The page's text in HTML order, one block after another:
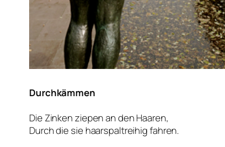
Durchkämmen
Die Zinken ziepen an den Haaren,
Durch die sie haarspaltreihig fahren.